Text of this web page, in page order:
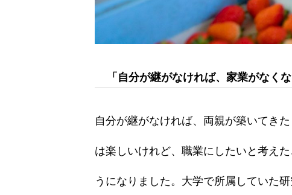
「自分が継がなければ、家業がなく
自分が継がなければ、両親が築いてき
は楽しいけれど、職業にしたいと考え
うになりました。大学で所属していた